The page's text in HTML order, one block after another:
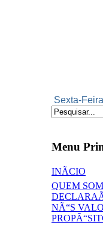
Sexta-
Menu
INÃCIO
QUEM
NÃ“S